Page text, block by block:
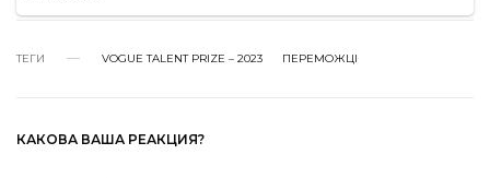
ТЕГИ VOGUE TALENT PRIZE – 2023 ПЕРЕМОЖЦІ
КАКОВА ВАША РЕАКЦИЯ?